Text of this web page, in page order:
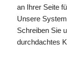
an Ihrer Seite
Unsere
Schreiben Sie
durchdachtes